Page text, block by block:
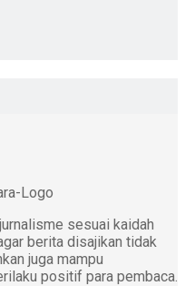
sesuai kaidah
berita disajikan tidak
juga mampu
positif para pembaca.